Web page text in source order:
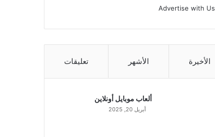
Advertise with Us
الأخيرة الأشهر تعليقات
ألعاب موبايل أونلاين
أبريل 20, 2025